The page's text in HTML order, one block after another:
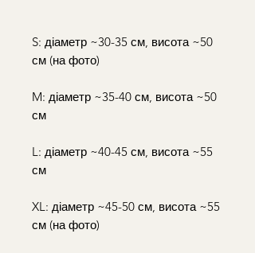
S: діаметр ~30-35 см, висота ~50
см (на фото)
M: діаметр ~35-40 см, висота ~50
см
L: діаметр ~40-45 см, висота ~55
см
XL: діаметр ~45-50 см, висота ~55
см (на фото)